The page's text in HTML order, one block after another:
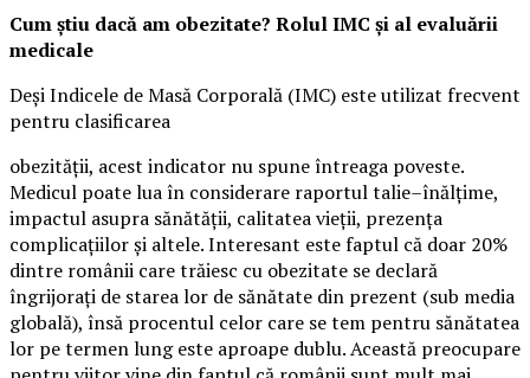
Cum știu dacă am obezitate? Rolul IMC și al evaluării
medicale
Deși Indicele de Masă Corporală (IMC) este utilizat frecvent
pentru clasificarea
obezității, acest indicator nu spune întreaga poveste.
Medicul poate lua în considerare raportul talie–înălțime,
impactul asupra sănătății, calitatea vieții, prezența
complicațiilor și altele. Interesant este faptul că doar 20%
dintre românii care trăiesc cu obezitate se declară
îngrijorați de starea lor de sănătate din prezent (sub media
globală), însă procentul celor care se tem pentru sănătatea
lor pe termen lung este aproape dublu. Această preocupare